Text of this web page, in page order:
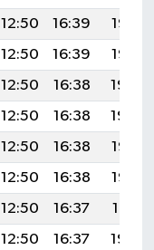
12:50 16:39
19:56
12:50 16:39
19:55
12:50 16:38
19:54
12:50 16:38
19:54
12:50 16:38
19:53
12:50 16:38
19:52
12:50 16:37
19:51
12:50 16:37
19:50